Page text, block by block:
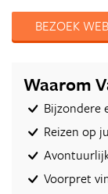
BEZOEK
Waarom
Bijzondere
Reizen op
Voorpret